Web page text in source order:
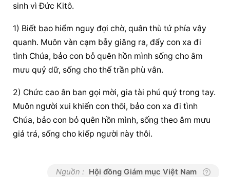
sinh vì Đức Kitô.
1) Biết bao hiểm nguy đợi chờ, quân thù tứ phía vây
quanh. Muôn vàn cạm bẫy giăng ra, đẩy con xa đi
tình Chúa, bảo con bỏ quên hồn mình sống cho âm
mưu quỷ dữ, sống cho thế trần phù vân.
2) Chức cao ân ban gọi mời, gia tài phú quý trong tay.
Muôn người xui khiến con thôi, bảo con xa đi tình
Chúa, bảo con bỏ quên hồn mình, sống theo âm mưu
giả trá, sống cho kiếp người này thôi.
Nguồn : Hội đồng Giám mục Việt Nam